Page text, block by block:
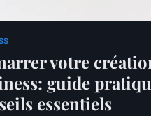
votre
guide
essentiels